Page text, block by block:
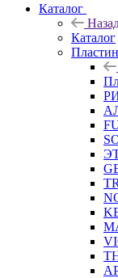
Каталог
Каталог